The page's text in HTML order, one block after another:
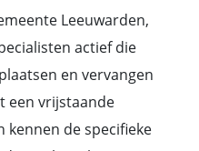
Leeuwarden,
actief die
en vervangen
een vrijstaande
kennen de specifieke